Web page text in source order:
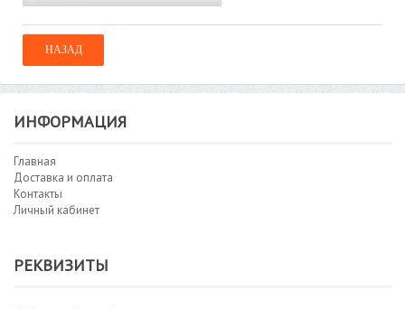
ИНФОРМАЦИЯ
Главная
Доставка и оплата
Контакты
Личный кабинет
РЕКВИЗИТЫ